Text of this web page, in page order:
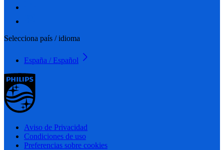
Selecciona país / idioma
España / Español
Aviso de Privacidad
Condiciones de uso
Preferencias sobre cookies